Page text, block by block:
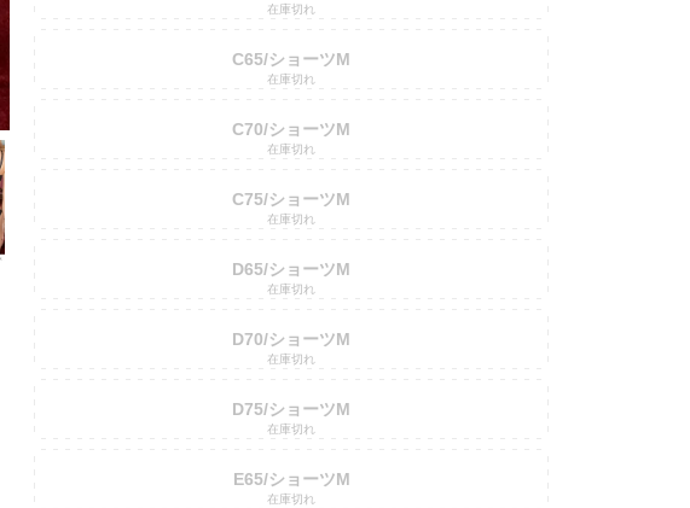
在庫切れ
C65/ショーツM
在庫切れ
C70/ショーツM
在庫切れ
C75/ショーツM
在庫切れ
D65/ショーツM
在庫切れ
D70/ショーツM
在庫切れ
D75/ショーツM
在庫切れ
E65/ショーツM
在庫切れ